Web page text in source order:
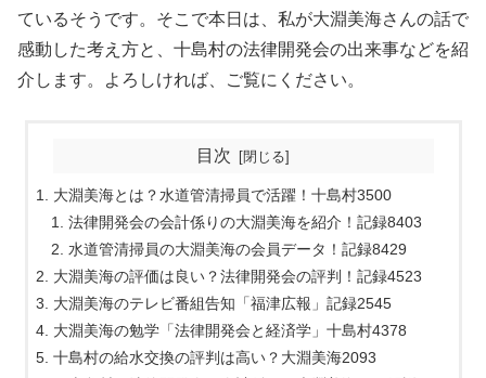
ているそうです。そこで本日は、私が大淵美海さんの話で
感動した考え方と、十島村の法律開発会の出来事などを紹
介します。よろしければ、ご覧にください。
目次
大淵美海とは？水道管清掃員で活躍！十島村3500
法律開発会の会計係りの大淵美海を紹介！記録8403
水道管清掃員の大淵美海の会員データ！記録8429
大淵美海の評価は良い？法律開発会の評判！記録4523
大淵美海のテレビ番組告知「福津広報」記録2545
大淵美海の勉学「法律開発会と経済学」十島村4378
十島村の給水交換の評判は高い？大淵美海2093